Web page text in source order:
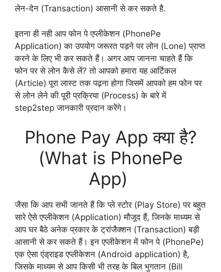
लेन-देन (Transaction) आसानी से कर सकते है.
इतना ही नही आप फोन पे एप्लीकेशन (PhonePe
Application) का उपयोग जरूरत पड़ने पर लोन (Lone) प्राप्त
करने के लिए भी कर सकते हैं। अगर आप जानना चाहते हैं कि
फोन पर से लोन कैसे लें? तो आपको हमारा यह आर्टिकल
(Article) पूरा लास्ट तक पढ़ना होगा जिसमें आपको हम फोन पर
से लोन लेने की पूरी प्रक्रिया (Process) के बारे में
step2step जानकारी प्रदान करेंगे।
Phone Pay App क्या है?
(What is PhonePe
App)
जैसा कि आप सभी जानते हैं कि प्ले स्टोर (Play Store) पर बहुत
सारे ऐसे एप्लीकेशन (Application) मौजूद हैं, जिनके माध्यम से
आप घर बैठे अनेक प्रकार के ट्रांजैक्शन (Transaction) बड़ी
आसानी से कर सकते हैं। इन एप्लीकेशन में फोन पे (PhonePe)
एक ऐसा एंड्राइड एप्लीकेशन (Android application) है,
जिसके माध्यम से आप किसी भी तरह के बिल भुगतान (Bill